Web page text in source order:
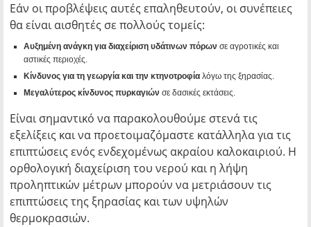
Εάν οι προβλέψεις αυτές επαληθευτούν, οι συνέπειες
θα είναι αισθητές σε πολλούς τομείς:
Αυξημένη ανάγκη για διαχείριση υδάτινων πόρων σε αγροτικές και
αστικές περιοχές.
Κίνδυνος για τη γεωργία και την κτηνοτροφία λόγω της ξηρασίας.
Μεγαλύτερος κίνδυνος πυρκαγιών σε δασικές εκτάσεις.
Είναι σημαντικό να παρακολουθούμε στενά τις
εξελίξεις και να προετοιμαζόμαστε κατάλληλα για τις
επιπτώσεις ενός ενδεχομένως ακραίου καλοκαιριού. Η
ορθολογική διαχείριση του νερού και η λήψη
προληπτικών μέτρων μπορούν να μετριάσουν τις
επιπτώσεις της ξηρασίας και των υψηλών
θερμοκρασιών.